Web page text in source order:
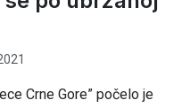
Crne Gore” počelo je